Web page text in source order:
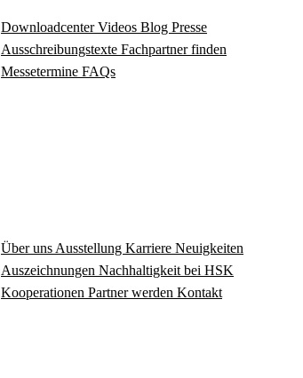
Download­centerVideos Blog Presse
Ausschreibungstexte Fachpartner finden
Messetermine FAQs
Über uns Ausstellung Karriere Neuigkeiten
Auszeichnungen Nachhaltigkeit bei HSK
Kooperationen Partner werden Kontakt